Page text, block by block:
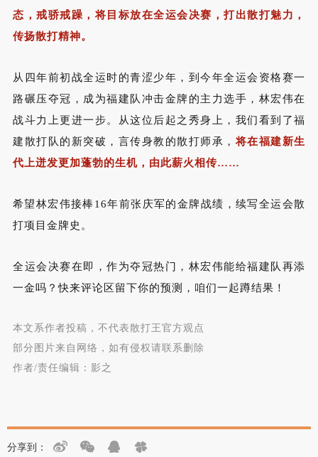
态，戒骄戒躁，将目标放在全运会决赛，打出散打魅力，
传扬散打精神。
从四年前初战全运时的青涩少年，到今年全运会资格赛一
路碾压夺冠， 成为福建队冲击金牌的主力选手，林宏伟在
战斗力上更进一步。从这位后起之秀身上，我们看到了福
建散打队的新突破，言传身教的散打师承，将在福建新生
代上迸发更加蓬勃的生机，由此薪火相传……
希望林宏伟接棒 16年前张庆军的金牌战绩，续写全运会散
打项目金牌史。
全运会决赛在即，作为夺冠热门，林宏伟能给福建队再添
一金吗？快来评论区留下你的预测，咱们一起蹲结果！
本文系作者投稿，不代表散打王官方观点
部分图片来自网络，如有侵权请联系删除
作者/责任编辑：影之
分享到：